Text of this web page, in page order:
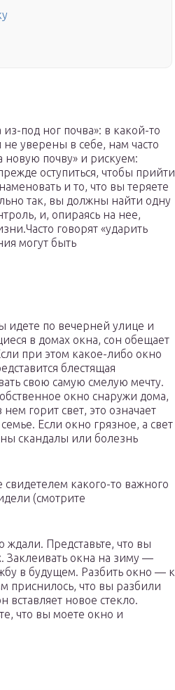
под ног почва»: в какой-то
уверены в себе, нам часто
новую почву» и рискуем:
оступиться, чтобы прийти
и то, что вы теряете
так, вы должны найти одну
и, опираясь на нее,
говорят «ударить
могут быть
идете по вечерней улице и
в домах окна, сон обещает
при этом какое-либо окно
блестящая
свою самую смелую мечту.
окно снаружи дома,
горит свет, это означает
Если окно грязное, а свет
скандалы или болезнь
какого-то важного
(смотрите
ждали. Представьте, что вы
Заклеивать окна на зиму —
в будущем. Разбить окно — к
что вы разбили
вставляет новое стекло.
что вы моете окно и